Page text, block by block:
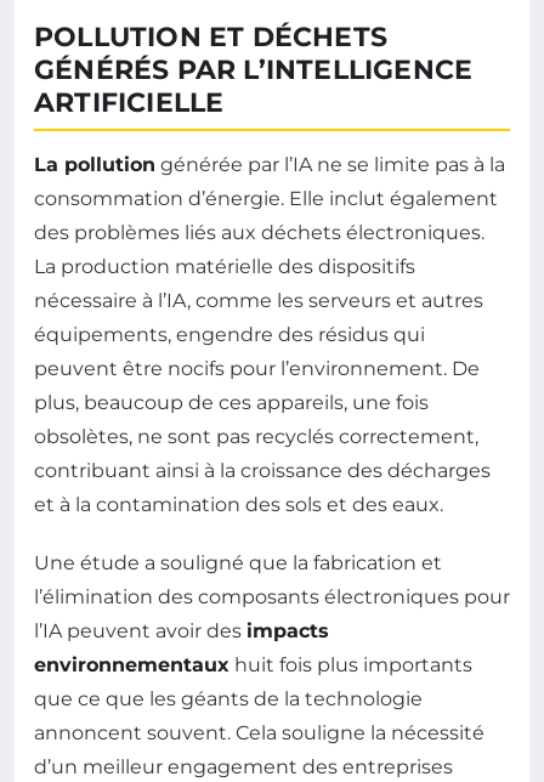
POLLUTION ET DÉCHETS
GÉNÉRÉS PAR L’INTELLIGENCE
ARTIFICIELLE
La pollution générée par l’IA ne se limite pas à la
consommation d’énergie. Elle inclut également
des problèmes liés aux déchets électroniques.
La production matérielle des dispositifs
nécessaire à l’IA, comme les serveurs et autres
équipements, engendre des résidus qui
peuvent être nocifs pour l’environnement. De
plus, beaucoup de ces appareils, une fois
obsolètes, ne sont pas recyclés correctement,
contribuant ainsi à la croissance des décharges
et à la contamination des sols et des eaux.
Une étude a souligné que la fabrication et
l’élimination des composants électroniques pour
l’IA peuvent avoir des impacts
environnementaux huit fois plus importants
que ce que les géants de la technologie
annoncent souvent. Cela souligne la nécessité
d’un meilleur engagement des entreprises